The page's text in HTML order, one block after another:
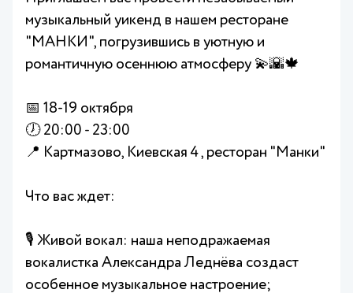
музыкальный уикенд в нашем ресторане
"МАНКИ", погрузившись в уютную и
романтичную осеннюю атмосферу 💫🌇🍁
📅 18-19 октября
🕖 20:00 - 23:00
📍 Картмазово, Киевская 4 , ресторан "Манки"
Что вас ждет:
🎙️ Живой вокал: наша неподражаемая
вокалистка Александра Леднёва создаст
особенное музыкальное настроение;